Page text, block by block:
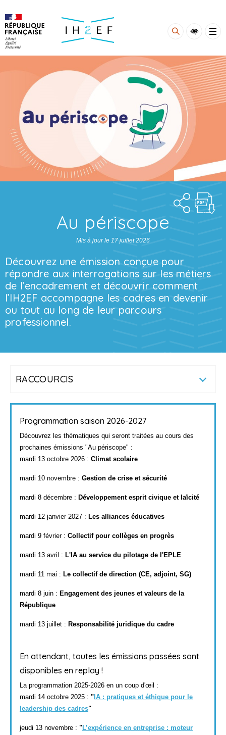
Au périscope
Mis à jour le 17 juillet 2026
Découvrez une émission conçue pour
répondre aux interrogations sur les métiers
de l’encadrement et découvrir comment
l’IH2EF accompagne les cadres en devenir
ou tout au long de leur parcours
professionnel.
RACCOURCIS
Programmation saison 2026-2027
Découvrez les thématiques qui seront traitées au cours des
prochaines émissions "Au périscope" :
mardi 13 octobre 2026 : Climat scolaire
mardi 10 novembre : Gestion de crise et sécurité
mardi 8 décembre : Développement esprit civique et laïcité
mardi 12 janvier 2027 : Les alliances éducatives
mardi 9 février : Collectif pour collèges en progrès
mardi 13 avril : L'IA au service du pilotage de l'EPLE
mardi 11 mai : Le collectif de direction (CE, adjoint, SG)
mardi 8 juin : Engagement des jeunes et valeurs de la
République
mardi 13 juillet : Responsabilité juridique du cadre
En attendant, toutes les émissions passées sont
disponibles en replay !
La programmation 2025-2026 en un coup d'œil :
mardi 14 octobre 2025 : " IA : pratiques et éthique pour le
leadership des cadres"
jeudi 13 novembre : "L’expérience en entreprise : moteur